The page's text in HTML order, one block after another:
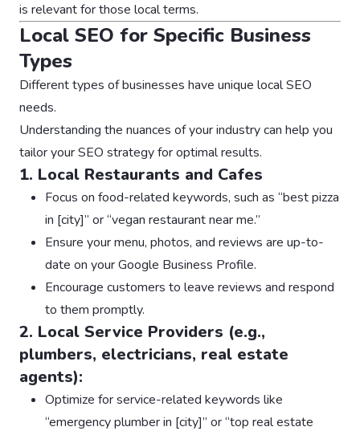
is relevant for those local terms.
Local SEO for Specific Business
Types
Different types of businesses have unique local SEO
needs.
Understanding the nuances of your industry can help you
tailor your SEO strategy for optimal results.
1. Local Restaurants and Cafes
Focus on food-related keywords, such as “best pizza
in [city]” or “vegan restaurant near me.”
Ensure your menu, photos, and reviews are up-to-
date on your Google Business Profile.
Encourage customers to leave reviews and respond
to them promptly.
2. Local Service Providers (e.g.,
plumbers, electricians, real estate
agents):
Optimize for service-related keywords like
“emergency plumber in [city]” or “top real estate